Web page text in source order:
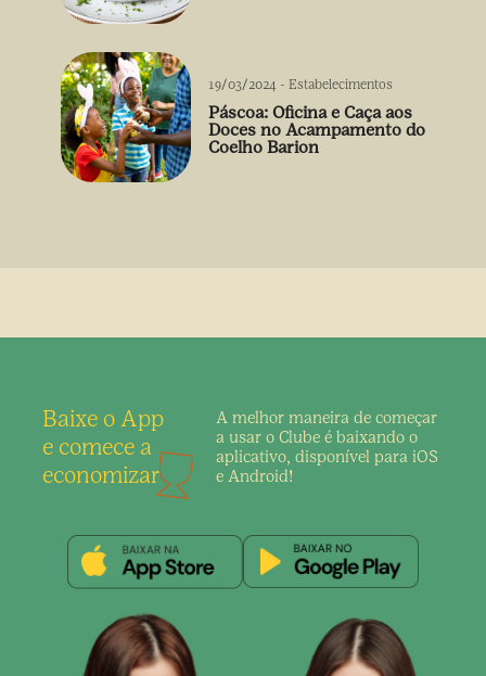
19/03/2024 - Estabelecimentos
Páscoa: Oficina e Caça aos
Doces no Acampamento do
Coelho Barion
Baixe o App
e comece a
economizar
A melhor maneira de começar
a usar o Clube é baixando o
aplicativo, disponível para iOS
e Android!